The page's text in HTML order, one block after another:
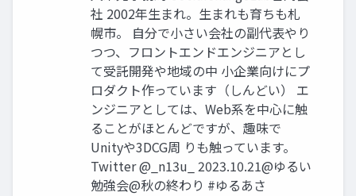
社 2002年生まれ。生まれも育ちも札
幌市。 自分で小さい会社の副代表やり
つつ、フロントエンドエンジニアとし
て受託開発や地域の中 小企業向けにプ
ロダクト作っています（しんどい） エ
ンジニアとしては、Web系を中心に触
ることがほとんどですが、趣味で
Unityや3DCG周 りも触っています。
Twitter @_n13u_ 2023.10.21@ゆるい
勉強会@秋の終わり #ゆるあさ